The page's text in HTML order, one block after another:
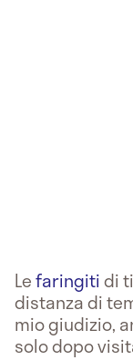
Lefaringitidi
distanza di
mio giudizio,
solo dopo